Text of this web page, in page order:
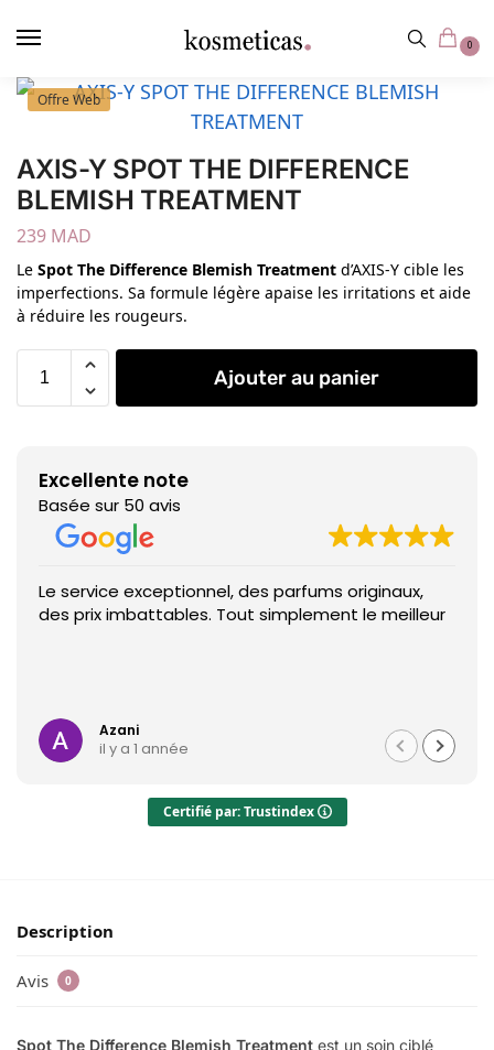
principal
0
Offre Web
AXIS-Y SPOT THE DIFFERENCE
BLEMISH TREATMENT
239 MAD
Le Spot The Difference Blemish Treatment d’AXIS-Y cible les
imperfections. Sa formule légère apaise les irritations et aide
à réduire les rougeurs.
Ajouter au panier
Excellente note
Basée sur 50 avis
Le service exceptionnel, des parfums originaux,
des prix imbattables. Tout simplement le meilleur
Azani
il y a 1 année
Certifié par: Trustindex
Description
Avis 0
Spot The Difference Blemish Treatment est un soin ciblé